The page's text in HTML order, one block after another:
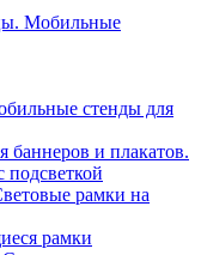
Мобильные
стенды для
и плакатов.
рамки на
рамки